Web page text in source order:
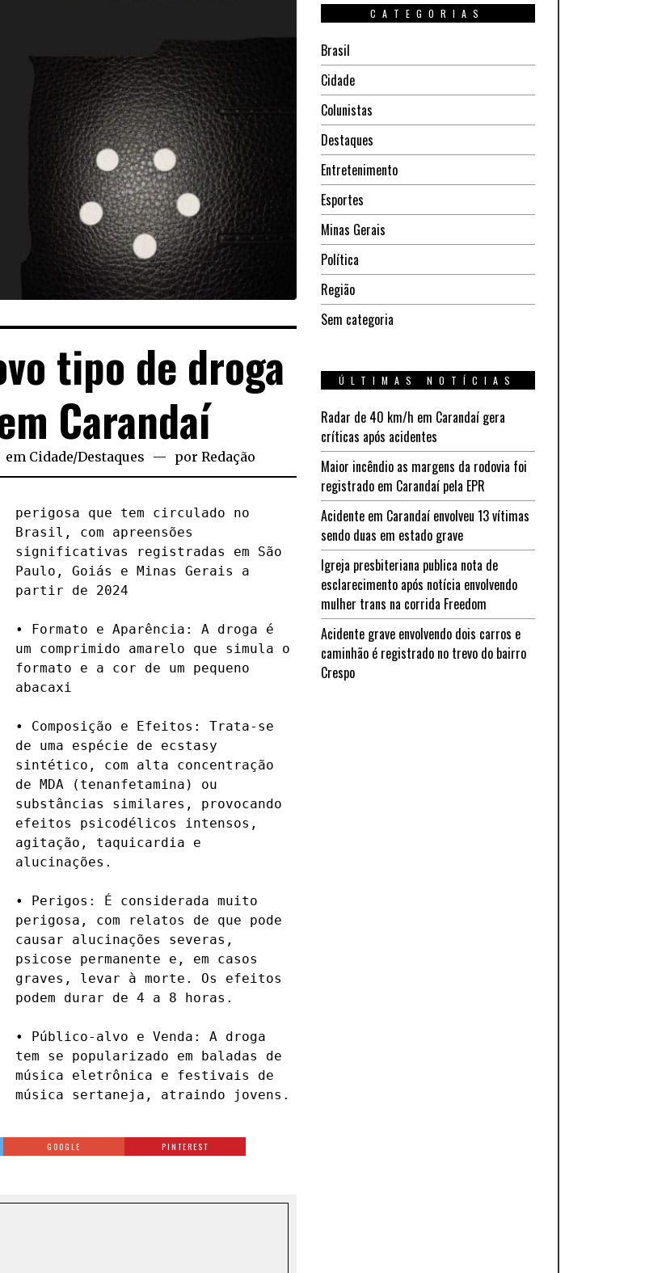
tipo de droga
Carandaí
em Cidade/Destaques por Redação
perigosa que tem circulado no
música sertaneja, atraindo jovens.
GOOGLE PINTEREST
CATEGORIAS
Brasil
Cidade
Colunistas
Destaques
Entretenimento
Esportes
Minas Gerais
Política
Região
Sem categoria
ÚLTIMAS NOTÍCIAS
Radar de 40 km/h em Carandaí gera
críticas após acidentes
Maior incêndio as margens da rodovia foi
registrado em Carandaí pela EPR
Acidente em Carandaí envolveu 13 vítimas
sendo duas em estado grave
Igreja presbiteriana publica nota de
esclarecimento após notícia envolvendo
mulher trans na corrida Freedom
Acidente grave envolvendo dois carros e
caminhão é registrado no trevo do bairro
Crespo